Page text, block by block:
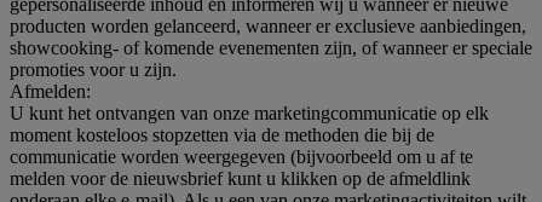
gepersonaliseerde inhoud en informeren wij u wanneer er nieuwe
producten worden gelanceerd, wanneer er exclusieve aanbiedingen,
showcooking- of komende evenementen zijn, of wanneer er speciale
promoties voor u zijn.
Afmelden:
U kunt het ontvangen van onze marketingcommunicatie op elk
moment kosteloos stopzetten via de methoden die bij de
communicatie worden weergegeven (bijvoorbeeld om u af te
melden voor de nieuwsbrief kunt u klikken op de afmeldlink